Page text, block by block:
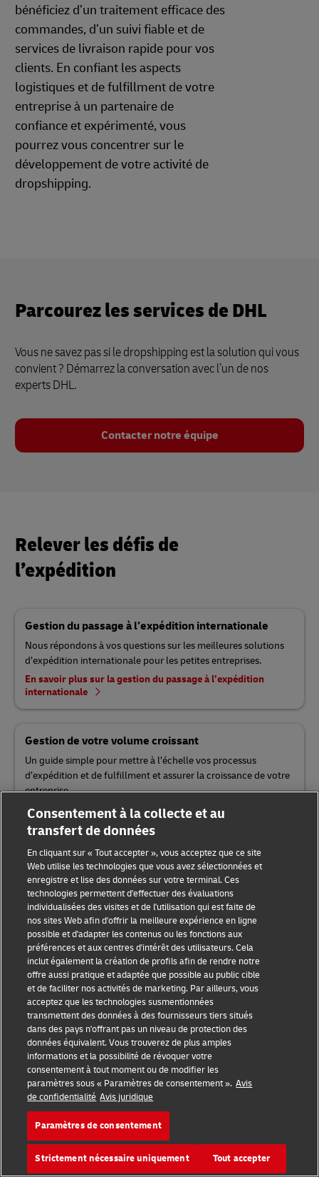
bénéficiez d’un traitement efficace des
commandes, d’un suivi fiable et de
services de livraison rapide pour vos
clients. En confiant les aspects
logistiques et de fulfillment de votre
entreprise à un partenaire de
confiance et expérimenté, vous
pourrez vous concentrer sur le
développement de votre activité de
dropshipping.
Parcourez les services de DHL
Vous ne savez pas si le dropshipping est la solution qui vous
convient ? Démarrez la conversation avec l’un de nos
experts DHL.
Contacter notre équipe
Relever les défis de
l’expédition
Gestion du passage à l’expédition internationale
Nous répondons à vos questions sur les meilleures solutions
d’expédition internationale pour les petites entreprises.
En savoir plus sur la gestion du passage à l’expédition
internationale
Gestion de votre volume croissant
Un guide simple pour mettre à l’échelle vos processus
d’expédition et de fulfillment et assurer la croissance de votre
entreprise.
En savoir plus sur la gestion de votre volume croissant
Expédition d'articles lourds, de grande taille ou de
forme inhabituelle
Comprendre les facteurs à prendre en compte lors de
l’expédition d’articles volumineux tels que des palettes ou de
l’importation de stocks par fret.
En savoir plus sur l’expédition d’articles lourds, de grande
taille ou de forme inhabituelle
Fulfillment e-commerce : Tirer parti de l'expertise
logistique pour stimuler votre croissance
Aider les PME à acheminer des marchandises au bon endroit au
bon moment, avec des services d'entreposage professionnels,
de préparation de commandes, de gestion des stocks et de
livraison du dernier kilomètre.
En savoir plus sur E-commerce Fulfillment
Consentement à la collecte et au
transfert de données
En cliquant sur « Tout accepter », vous acceptez que ce site
Web utilise les technologies que vous avez sélectionnées et
enregistre et lise des données sur votre terminal. Ces
technologies permettent d'effectuer des évaluations
individualisées des visites et de l'utilisation qui est faite de
nos sites Web afin d'offrir la meilleure expérience en ligne
possible et d'adapter les contenus ou les fonctions aux
préférences et aux centres d'intérêt des utilisateurs. Cela
inclut également la création de profils afin de rendre notre
offre aussi pratique et adaptée que possible au public cible
et de faciliter nos activités de marketing. Par ailleurs, vous
acceptez que les technologies susmentionnées
transmettent des données à des fournisseurs tiers situés
dans des pays n'offrant pas un niveau de protection des
données équivalent. Vous trouverez de plus amples
informations et la possibilité de révoquer votre
consentement à tout moment ou de modifier les
paramètres sous « Paramètres de consentement ». Avis
de confidentialité Avis juridique
Paramètres de consentement
Strictement nécessaire uniquement Tout accepter